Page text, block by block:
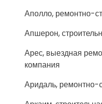
Аполло, ремонтно-
Апшерон,
Арес, выездная
компания
Аридаль, ремонтно-